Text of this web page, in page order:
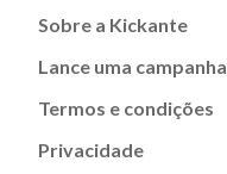
Sobre a Kickante
Lance uma campanha
Termos e condições
Privacidade